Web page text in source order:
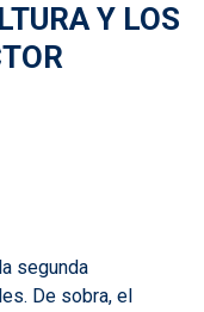
Y LOS
segunda
De sobra, el